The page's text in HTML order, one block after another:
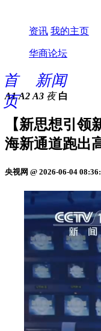
资讯 我的主页
华商论坛
首
页
新闻
A1 A2 A3 夜 白
【新思想引领
海新通道跑出
央视网 @ 2026-06-04